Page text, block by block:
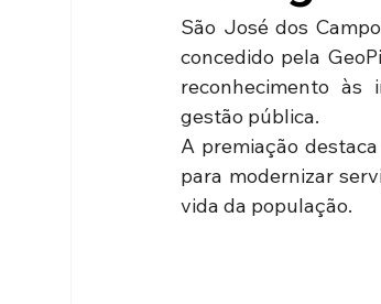
São José dos
concedido pela
reconhecimento às
gestão pública.
A premiação
para modernizar
vida da população.